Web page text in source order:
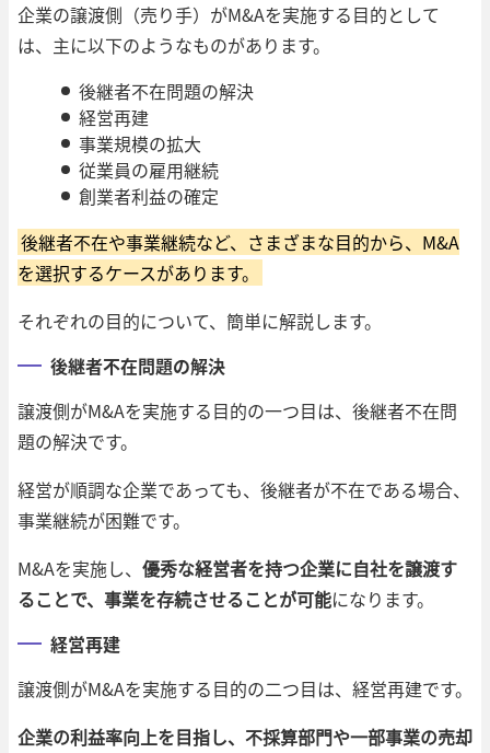
企業の譲渡側（売り手）がM&Aを実施する目的として
は、主に以下のようなものがあります。
後継者不在問題の解決
経営再建
事業規模の拡大
従業員の雇用継続
創業者利益の確定
後継者不在や事業継続など、さまざまな目的から、M&A
を選択するケースがあります。
それぞれの目的について、簡単に解説します。
後継者不在問題の解決
譲渡側がM&Aを実施する目的の一つ目は、後継者不在問
題の解決です。
経営が順調な企業であっても、後継者が不在である場合、
事業継続が困難です。
M&Aを実施し、 優秀な経営者を持つ企業に自社を譲渡す
ることで、事業を存続させることが可能になります。
経営再建
譲渡側がM&Aを実施する目的の二つ目は、経営再建です。
企業の利益率向上を目指し、不採算部門や一部事業の売却